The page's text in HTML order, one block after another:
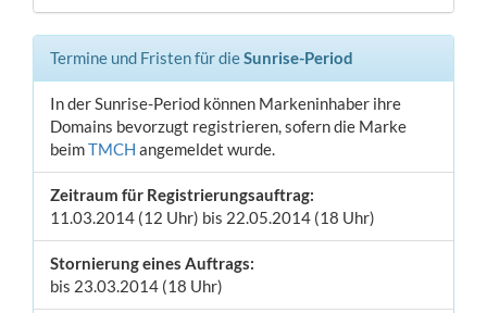
Termine und Fristen für dieSunrise-Period
In der Sunrise-Period können Markeninhaber ihre
Domains bevorzugt registrieren, sofern die Marke
beimTMCH angemeldet wurde.
Zeitraum für Registrierungsauftrag:
11.03.2014 (12 Uhr) bis 22.05.2014 (18 Uhr)
Stornierung eines Auftrags:
bis 23.03.2014 (18 Uhr)